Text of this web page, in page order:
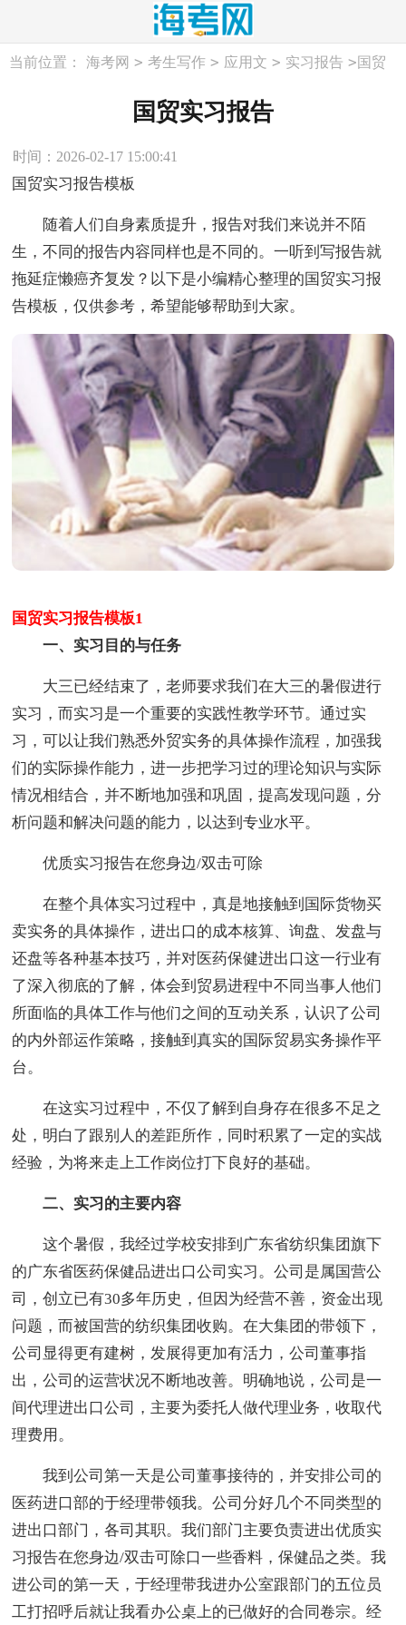
当前位置： 海考网 > 考生写作 > 应用文 > 实习报告 > 国贸
国贸实习报告
时间：2026-02-17 15:00:41
国贸实习报告模板
随着人们自身素质提升，报告对我们来说并不陌
生，不同的报告内容同样也是不同的。一听到写报告就
拖延症懒癌齐复发？以下是小编精心整理的国贸实习报
告模板，仅供参考，希望能够帮助到大家。
国贸实习报告模板1
一、实习目的与任务
大三已经结束了，老师要求我们在大三的暑假进行
实习，而实习是一个重要的实践性教学环节。通过实
习，可以让我们熟悉外贸实务的具体操作流程，加强我
们的实际操作能力，进一步把学习过的理论知识与实际
情况相结合，并不断地加强和巩固，提高发现问题，分
析问题和解决问题的能力，以达到专业水平。
优质实习报告在您身边/双击可除
在整个具体实习过程中，真是地接触到国际货物买
卖实务的具体操作，进出口的成本核算、询盘、发盘与
还盘等各种基本技巧，并对医药保健进出口这一行业有
了深入彻底的了解，体会到贸易进程中不同当事人他们
所面临的具体工作与他们之间的互动关系，认识了公司
的内外部运作策略，接触到真实的国际贸易实务操作平
台。
在这实习过程中，不仅了解到自身存在很多不足之
处，明白了跟别人的差距所作，同时积累了一定的实战
经验，为将来走上工作岗位打下良好的基础。
二、实习的主要内容
这个暑假，我经过学校安排到广东省纺织集团旗下
的广东省医药保健品进出口公司实习。公司是属国营公
司，创立已有30多年历史，但因为经营不善，资金出现
问题，而被国营的纺织集团收购。在大集团的带领下，
公司显得更有建树，发展得更加有活力，公司董事指
出，公司的运营状况不断地改善。明确地说，公司是一
间代理进出口公司，主要为委托人做代理业务，收取代
理费用。
我到公司第一天是公司董事接待的，并安排公司的
医药进口部的于经理带领我。公司分好几个不同类型的
进出口部门，各司其职。我们部门主要负责进出优质实
习报告在您身边/双击可除口一些香料，保健品之类。我
进公司的第一天，于经理带我进办公室跟部门的五位员
工打招呼后就让我看办公桌上的已做好的合同卷宗。经